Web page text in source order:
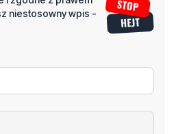
niestosowny wpis -